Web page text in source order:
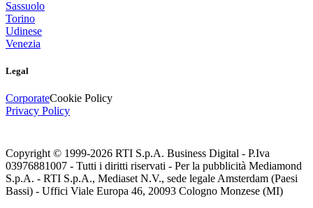
Sassuolo
Torino
Udinese
Venezia
Legal
CorporateCookie Policy
Privacy Policy
Copyright © 1999-2026 RTI S.p.A. Business Digital - P.Iva
03976881007 - Tutti i diritti riservati - Per la pubblicità Mediamond
S.p.A. - RTI S.p.A., Mediaset N.V., sede legale Amsterdam (Paesi
Bassi) - Uffici Viale Europa 46, 20093 Cologno Monzese (MI)